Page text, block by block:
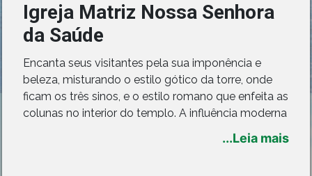
Igreja Matriz Nossa Senhora
da Saúde
Encanta seus visitantes pela sua imponência e
beleza, misturando o estilo gótico da torre, onde
ficam os três sinos, e o estilo romano que enfeita as
colunas no interior do templo. A influência moderna
determina ainda as linhas arquitetônicas da obra.
Localiza-se na Rua Júlio de Castilhos, na sede
...Leia mais